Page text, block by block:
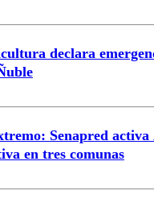
declara
Senapred activa
en tres comunas